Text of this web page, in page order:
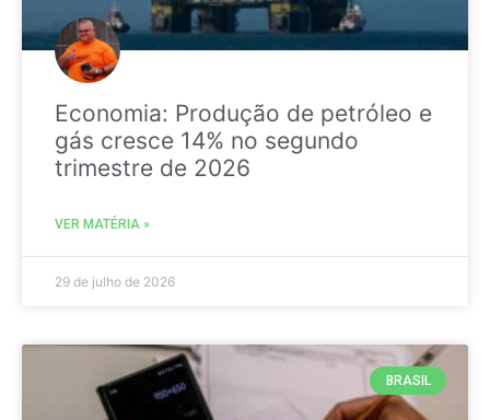
Economia: Produção de petróleo e
gás cresce 14% no segundo
trimestre de 2026
VER MATÉRIA »
29 de julho de 2026
BRASIL